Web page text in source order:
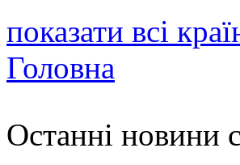
показати всі
Головна
Останні новини